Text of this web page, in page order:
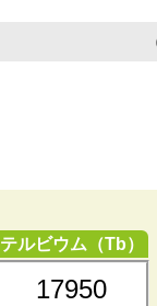
テルビウム（Tb）
17950